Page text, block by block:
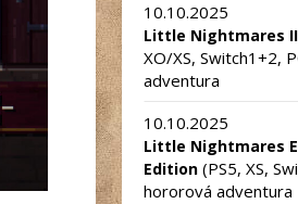
10.10.2025
Little Nightmares
XO/XS, Switch1+2,
adventura
10.10.2025
Little Nightmares
Edition (PS5, XS,
hororová adventura